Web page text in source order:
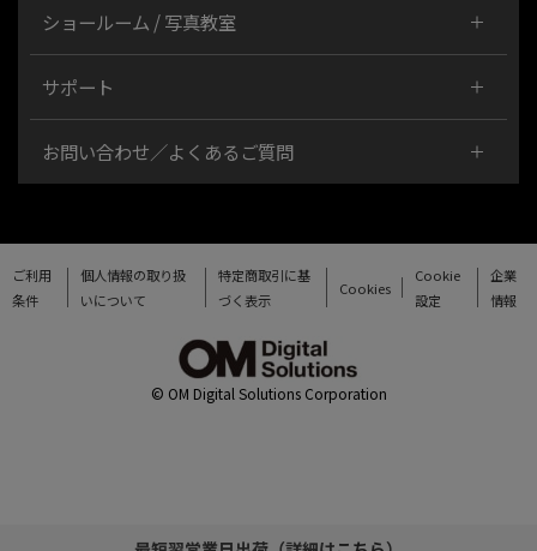
ショールーム / 写真教室
サポート
お問い合わせ／よくあるご質問
ご利用
条件
個人情報の取り扱
いについて
特定商取引に基
づく表示
Cookies
Cookie
設定
企業
情報
© OM Digital Solutions Corporation